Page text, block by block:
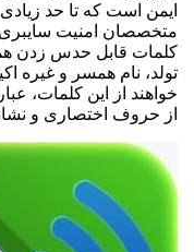
که تا حد زیادی راه
امنیت سایبری به
قابل حدس زدن همچون
نام همسر و غیره اکیدا
از این کلمات، عبارات و
اختصاری و نشانه